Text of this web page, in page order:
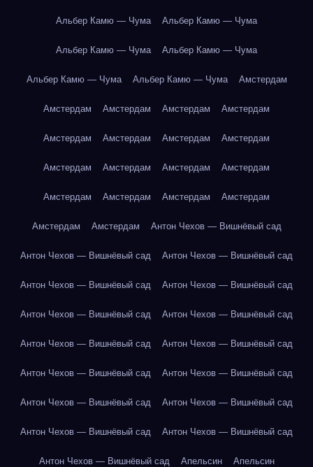
Альбер Камю — Чума Альбер Камю — Чума
Альбер Камю — Чума Альбер Камю — Чума
Альбер Камю — Чума Альбер Камю — Чума Амстердам
Амстердам Амстердам Амстердам Амстердам
Амстердам Амстердам Амстердам Амстердам
Амстердам Амстердам Амстердам Амстердам
Амстердам Амстердам Амстердам Амстердам
Амстердам Амстердам Антон Чехов — Вишнёвый сад
Антон Чехов — Вишнёвый сад Антон Чехов — Вишнёвый сад
Антон Чехов — Вишнёвый сад Антон Чехов — Вишнёвый сад
Антон Чехов — Вишнёвый сад Антон Чехов — Вишнёвый сад
Антон Чехов — Вишнёвый сад Антон Чехов — Вишнёвый сад
Антон Чехов — Вишнёвый сад Антон Чехов — Вишнёвый сад
Антон Чехов — Вишнёвый сад Антон Чехов — Вишнёвый сад
Антон Чехов — Вишнёвый сад Антон Чехов — Вишнёвый сад
Антон Чехов — Вишнёвый сад Апельсин Апельсин